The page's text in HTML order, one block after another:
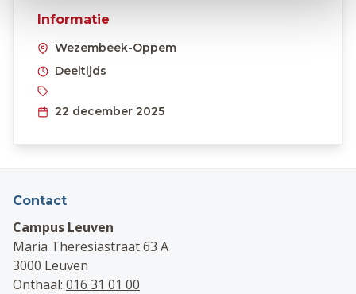
Informatie
Wezembeek-Oppem
Deeltijds
22 december 2025
Contact
Campus Leuven
Maria Theresiastraat 63 A
3000 Leuven
Onthaal: 016 31 01 00